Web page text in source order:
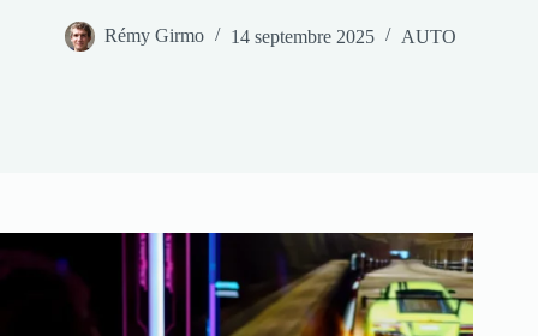
Rémy Girmo 14 septembre 2025 AUTO